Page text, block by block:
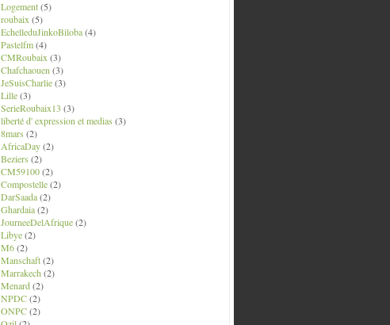
Logement(5)
roubaix (5)
EchelleduJinkoBiloba(4)
Pastelfm(4)
CMRoubaix (3)
Chafchaouen (3)
JeSuisCharlie(3)
Lille(3)
SerieRoubaix13 (3)
liberté d' expression et medias (3)
8mars (2)
AfricaDay(2)
Beziers (2)
CM59100(2)
Compostelle(2)
DarSaada(2)
Ghardaia(2)
JourneeDelAfrique(2)
Libye(2)
M6(2)
Manschaft(2)
Marrakech (2)
Menard(2)
NPDC(2)
ONPC(2)